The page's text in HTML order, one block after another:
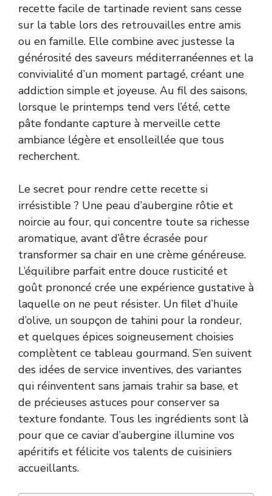
recette facile de tartinade revient sans cesse
sur la table lors des retrouvailles entre amis
ou en famille. Elle combine avec justesse la
générosité des saveurs méditerranéennes et la
convivialité d’un moment partagé, créant une
addiction simple et joyeuse. Au fil des saisons,
lorsque le printemps tend vers l’été, cette
pâte fondante capture à merveille cette
ambiance légère et ensolleillée que tous
recherchent.
Le secret pour rendre cette recette si
irrésistible ? Une peau d’aubergine rôtie et
noircie au four, qui concentre toute sa richesse
aromatique, avant d’être écrasée pour
transformer sa chair en une crème généreuse.
L’équilibre parfait entre douce rusticité et
goût prononcé crée une expérience gustative à
laquelle on ne peut résister. Un filet d’huile
d’olive, un soupçon de tahini pour la rondeur,
et quelques épices soigneusement choisies
complètent ce tableau gourmand. S’en suivent
des idées de service inventives, des variantes
qui réinventent sans jamais trahir sa base, et
de précieuses astuces pour conserver sa
texture fondante. Tous les ingrédients sont là
pour que ce caviar d’aubergine illumine vos
apéritifs et félicite vos talents de cuisiniers
accueillants.